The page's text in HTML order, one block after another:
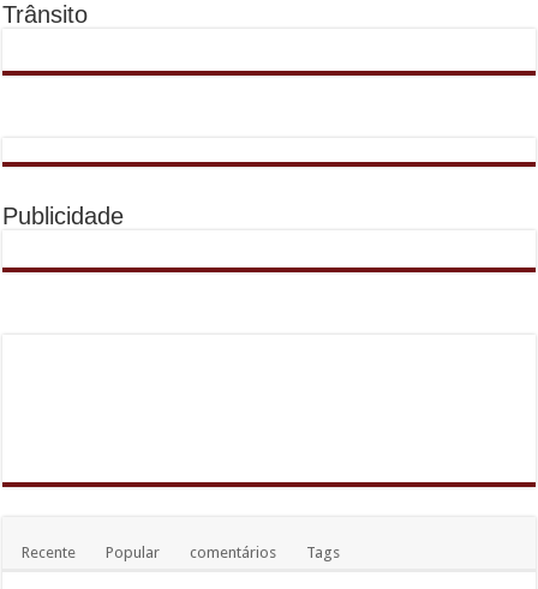
Trânsito
Publicidade
Recente Popular comentários Tags